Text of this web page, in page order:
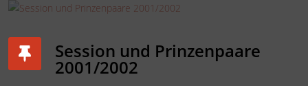
Session und Prinzenpaare
2001/2002